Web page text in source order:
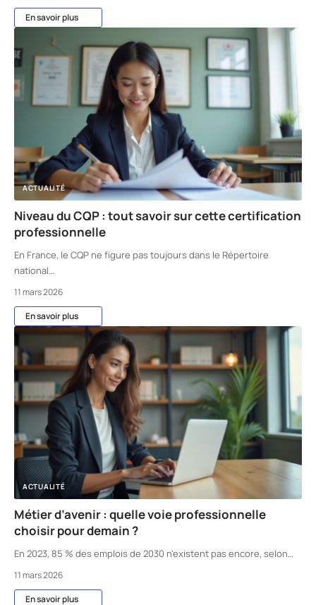
En savoir plus
ACTUALITÉ
Niveau du CQP : tout savoir sur cette certification
professionnelle
En France, le CQP ne figure pas toujours dans le Répertoire
national…
11 mars 2026
En savoir plus
ACTUALITÉ
Métier d’avenir : quelle voie professionnelle
choisir pour demain ?
En 2023, 85 % des emplois de 2030 n'existent pas encore, selon…
11 mars 2026
En savoir plus